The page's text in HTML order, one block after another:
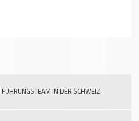
FÜHRUNGSTEAM IN DER SCHWEIZ